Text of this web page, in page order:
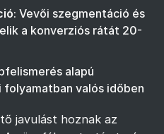
: Vevői szegmentáció és
a konverziós rátát 20-
alapú
valós időben
javulást hoznak az